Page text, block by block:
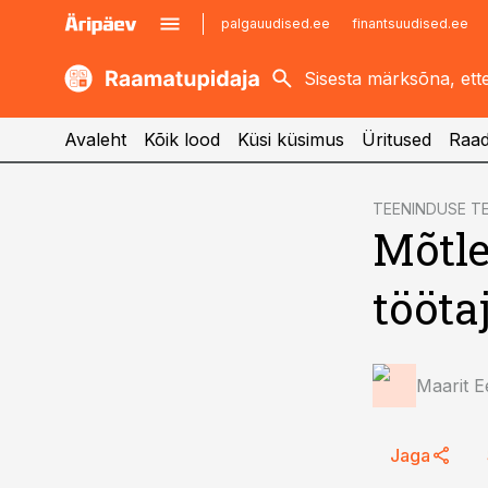
palgauudised.ee finantsuudised.ee
kaubandus.ee
kinnisvarauudised.ee
imelineajalugu.ee
Avaleht Kõik lood Küsi küsimus Üritused
TEENINDUSE
Maarit
Jaga